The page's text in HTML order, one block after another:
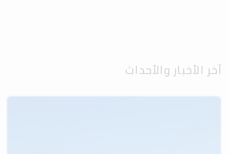
آخر الأخبار والأحداث